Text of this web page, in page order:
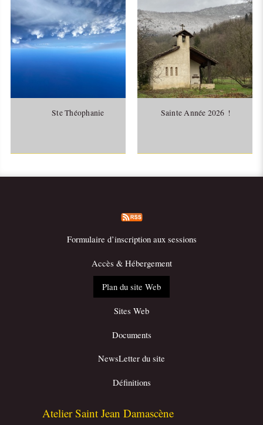
Ste Théophanie Sainte Année 2026 !
Formulaire d’inscription aux sessions
Accès & Hébergement
Plan du site Web
Sites Web
Documents
NewsLetter du site
Définitions
Atelier Saint Jean Damascène